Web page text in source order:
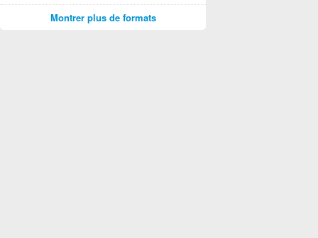
Montrer plus de formats